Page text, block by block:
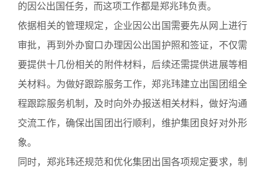
的因公出国任务，而这项工作都是郑兆玮负责。
依据相关的管理规定，企业因公出国需要先从网上进行
审批，再到外办窗口办理因公出国护照和签证，不仅需
要提供十几份相关的附件材料，后续还需提供进展等相
关材料。为做好跟踪服务工作，郑兆玮建立出国团组全
程跟踪服务机制，及时向外办报送相关材料，做好沟通
交流工作，确保出国团出行顺利，维护集团良好对外形
象。
同时，郑兆玮还规范和优化集团出国各项规定要求，制